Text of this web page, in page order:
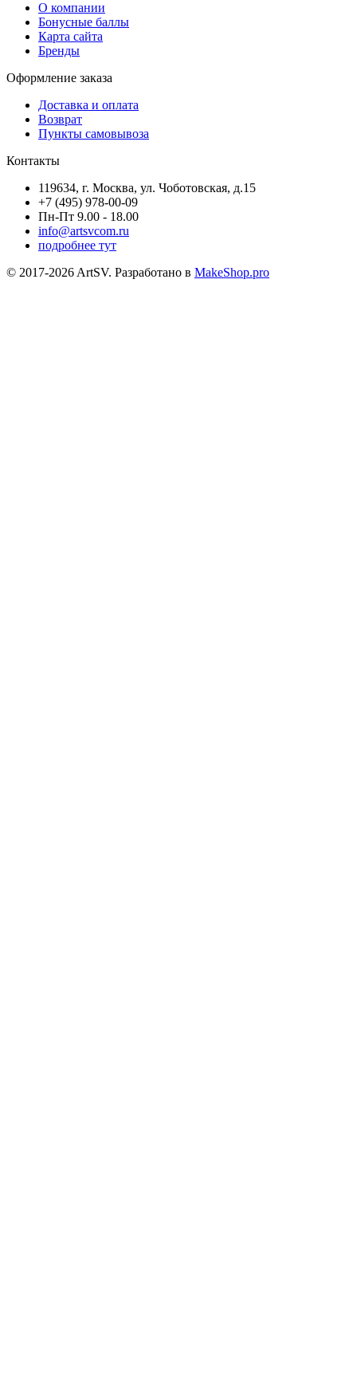
О компании
Бонусные баллы
Карта сайта
Бренды
Оформление заказа
Доставка и оплата
Возврат
Пункты самовывоза
Контакты
119634, г. Москва, ул. Чоботовская, д.15
+7 (495) 978-00-09
Пн-Пт 9.00 - 18.00
info@artsvcom.ru
подробнее тут
© 2017-2026 ArtSV. Разработано в MakeShop.pro